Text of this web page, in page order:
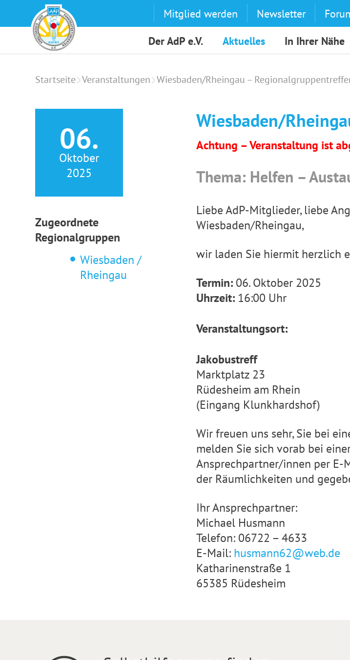
Mitglied werden Newsletter
Der AdP e.V.
Aktuelles In Ihrer Nähe
Startseite Veranstaltungen Wiesbaden/Rheingau –
06.
Oktober
2025
Zugeordnete
Regionalgruppen
Wiesbaden /
Rheingau
Wiesbaden/
Achtung – Veranstaltung ist
Thema: Helfen –
Liebe AdP-Mitglieder, liebe
Wiesbaden/Rheingau,
wir laden Sie hiermit herzlich
Termin: 06. Oktober 2025
Uhrzeit: 16:00 Uhr
Veranstaltungsort:
Jakobustreff
Marktplatz 23
Rüdesheim am Rhein
(Eingang Klunkhardshof)
Wir freuen uns sehr, Sie bei
melden Sie sich vorab bei
Ansprechpartner/innen per E-
der Räumlichkeiten und
Ihr Ansprechpartner:
Michael Husmann
Telefon: 06722 – 4633
E-Mail: husmann62@web.de
Katharinenstraße 1
65385 Rüdesheim